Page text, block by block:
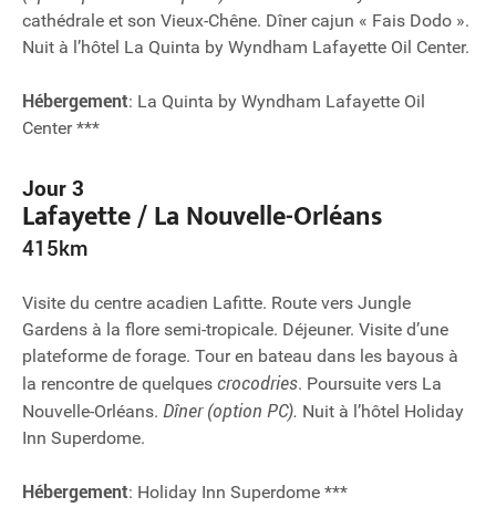
cathédrale et son Vieux-Chêne. Dîner cajun « Fais Dodo ».
Nuit à l’hôtel La Quinta by Wyndham Lafayette Oil Center.
Hébergement: La Quinta by Wyndham Lafayette Oil
Center ***
Jour 3
Lafayette / La Nouvelle-Orléans
415km
Visite du centre acadien Lafitte. Route vers Jungle
Gardens à la flore semi-tropicale. Déjeuner. Visite d’une
plateforme de forage. Tour en bateau dans les bayous à
la rencontre de quelques crocodries. Poursuite vers La
Nouvelle-Orléans. Dîner (option PC). Nuit à l’hôtel Holiday
Inn Superdome.
Hébergement: Holiday Inn Superdome ***